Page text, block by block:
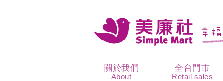
關於我們
About
全台門市
Retail sales